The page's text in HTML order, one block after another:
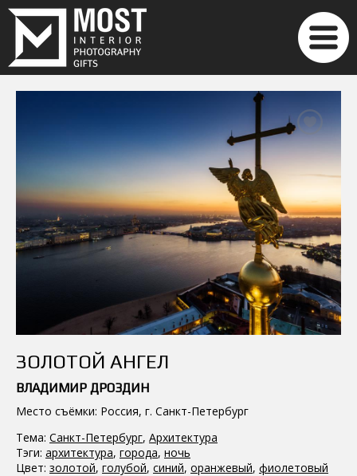
ЗОЛОТОЙ АНГЕЛ
ВЛАДИМИР ДРОЗДИН
Место съёмки: Россия, г. Санкт-Петербург
Тема: Санкт-Петербург, Архитектура
Тэги: архитектура, города, ночь
Цвет: золотой, голубой, синий, оранжевый, фиолетовый